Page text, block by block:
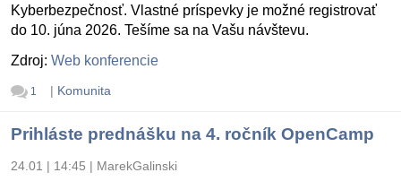
Kyberbezpečnosť. Vlastné príspevky je možné registrovať
do 10. júna 2026. Tešíme sa na Vašu návštevu.
Zdroj: Web konferencie
1 | Komunita
Prihláste prednášku na 4. ročník OpenCamp
24.01 | 14:45 | MarekGalinski